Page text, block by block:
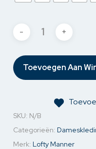
Toevoegen Aan
SKU: N/B
Categorieën:
Merk: Lofty Manner